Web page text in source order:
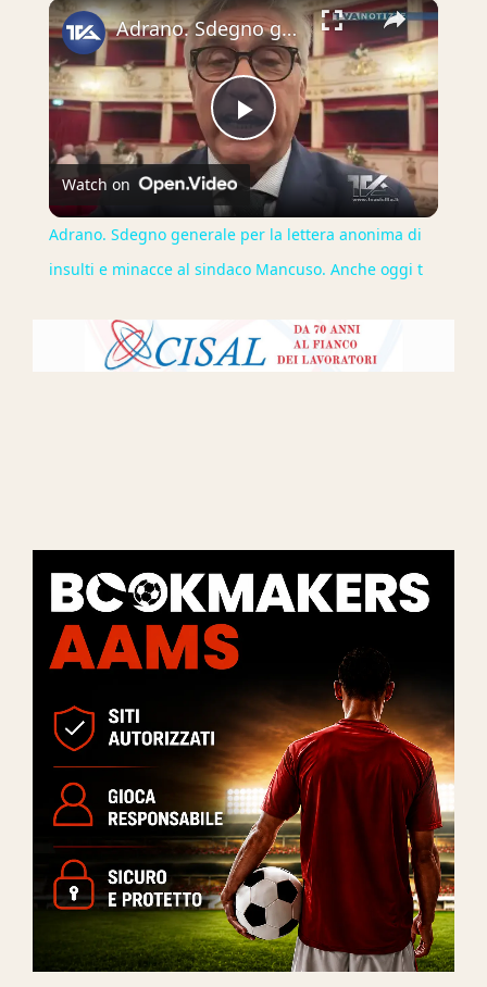
×
Play
Video
Adrano. Sdegno generale per la lettera anonima di insulti e minacce al sindaco Mancuso. Anche oggi t
Watch on
Adrano. Sdegno generale per la lettera anonima di
insulti e minacce al sindaco Mancuso. Anche oggi t